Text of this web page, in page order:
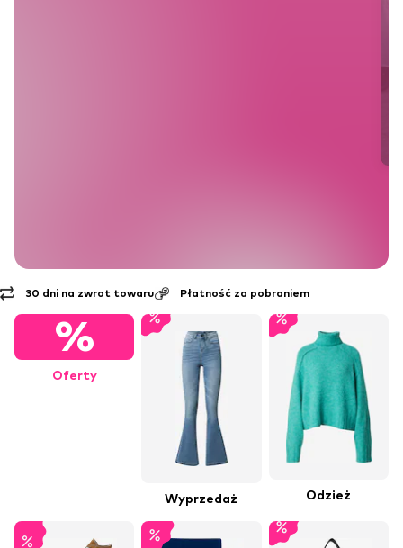
Darmowa dostawa* & zwrot
Płatność za pobraniem
%
Oferty
Wyprzedaż Odzież